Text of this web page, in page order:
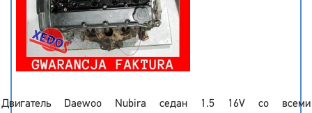
Двигатель Daewoo Nubira седан 1.5 16V со всеми